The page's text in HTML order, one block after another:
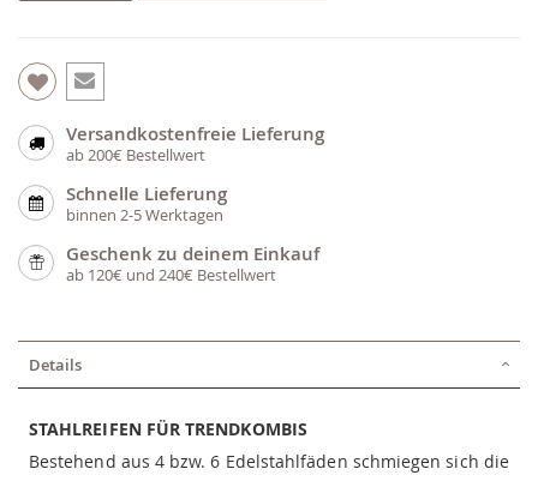
Versandkostenfreie Lieferung
ab 200€ Bestellwert
Schnelle Lieferung
binnen 2-5 Werktagen
Geschenk zu deinem Einkauf
ab 120€ und 240€ Bestellwert
Details
STAHLREIFEN FÜR TRENDKOMBIS
Bestehend aus 4 bzw. 6 Edelstahlfäden schmiegen sich die